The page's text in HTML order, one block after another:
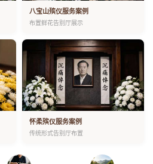
八宝山殡仪服务案例
布置鲜花告别厅展示
怀柔殡仪服务案例
传统形式告别厅布置